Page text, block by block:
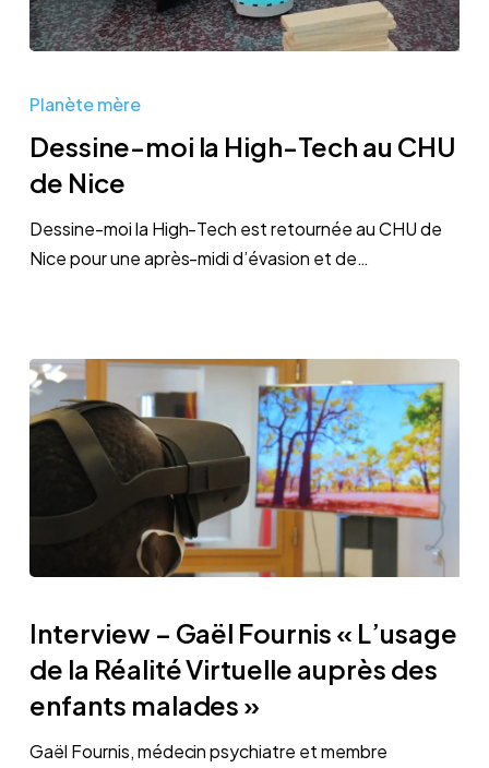
moi
High-
Tech
CHU
de
Planète mère
Dessine-moi la High-Tech au CHU
de Nice
Dessine-moi la High-Tech est retournée au CHU de
Nice pour une après-midi d’évasion et de…
–
Gaël
Fournis
« L’usage
Interview – Gaël Fournis « L’usage
de la Réalité Virtuelle auprès des
enfants malades »
Gaël Fournis, médecin psychiatre et membre